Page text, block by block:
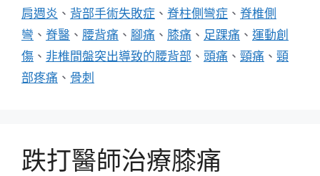
肩週炎 、 背部手術失敗症 、 脊柱側彎症 、 脊椎側
彎 、 脊醫 、 腰背痛 、 腳痛 、 膝痛 、 足踝痛 、 運動創
傷 、 非椎間盤突出導致的腰背部 、 頭痛 、 頸痛 、 頸
部疼痛 、 骨刺
跌打醫師治療膝痛